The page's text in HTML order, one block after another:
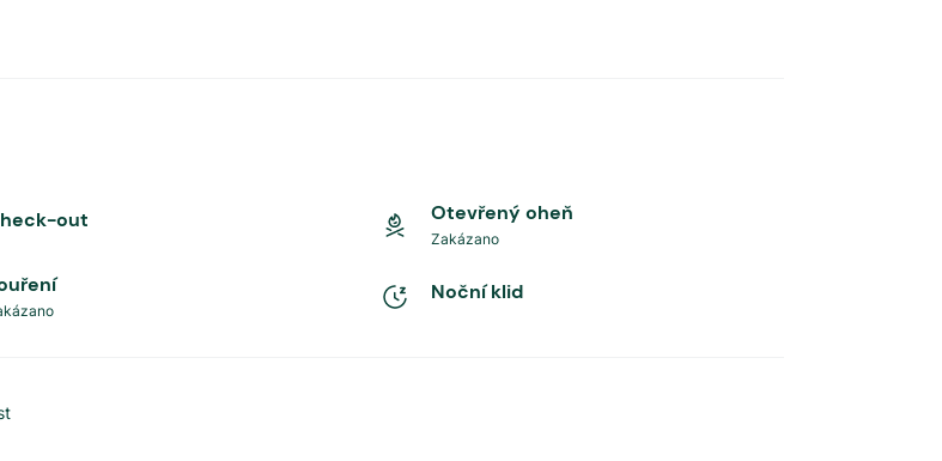
out Otevřený oheň
Zakázano
Noční klid